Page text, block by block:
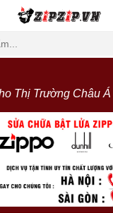
Thị Trường Châu